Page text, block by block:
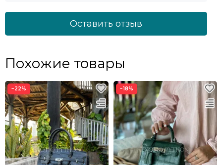
Оставить отзыв
Похожие товары
−22% −18%